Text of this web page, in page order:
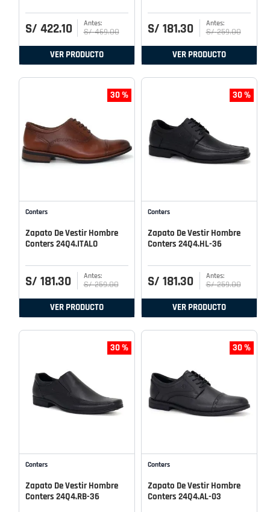
S/ 422.10 S/ 469.00
VER PRODUCTO
S/ 181.30 S/ 259.00
VER PRODUCTO
30 %
Conters
Zapato De Vestir Hombre
Conters 24Q4.ITALO
S/ 181.30 S/ 259.00
VER PRODUCTO
30 %
Conters
Zapato De Vestir Hombre
Conters 24Q4.HL-36
S/ 181.30 S/ 259.00
VER PRODUCTO
30 %
Conters
Zapato De Vestir Hombre
Conters 24Q4.RB-36
30 %
Conters
Zapato De Vestir Hombre
Conters 24Q4.AL-03